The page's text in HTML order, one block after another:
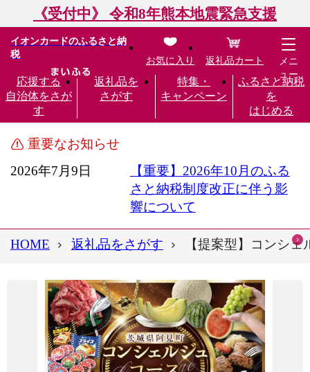
《受付中》 令和8年熊本地震緊急支援
イオンカードのふるさと納
税
応援する
自治体をさが
す
返礼品を
さがす
特集・
キャンペーン
ふるさと納税
を
はじめる
お気に入り 返礼品カート
メニ
ュー
重要なお知らせ
2026年7月9日
【重要】2026年10月のふる
さと納税制度改正に伴う影
響について
HOME 返礼品をさがす 【提案型】コンシ